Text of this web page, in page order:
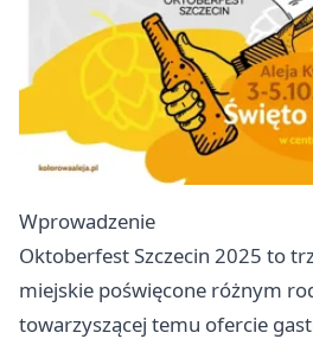
Wprowadzenie
Oktoberfest Szczecin 2025 to
miejskie poświęcone różnym
towarzyszącej temu ofercie